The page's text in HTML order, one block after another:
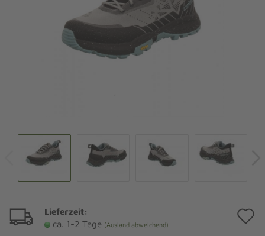
Lieferzeit:
ca. 1-2 Tage (Ausland abweichend)